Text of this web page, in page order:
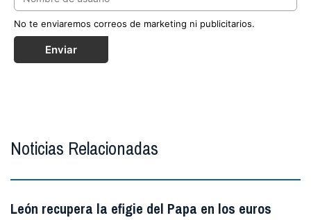
No te enviaremos correos de marketing ni publicitarios.
Enviar
Noticias Relacionadas
León recupera la efigie del Papa en los euros